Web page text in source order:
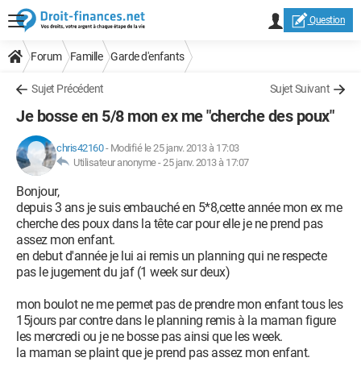
Question
Forum Famille Garde d'enfants
Sujet Précédent Sujet Suivant
Je bosse en 5/8 mon ex me "cherche des poux"
chris42160- Modifié le 25 janv. 2013 à 17:03
Utilisateur anonyme -25 janv. 2013 à 17:07
Bonjour,
depuis 3 ans je suis embauché en 5*8,cette année mon ex me
cherche des poux dans la tête car pour elle je ne prend pas
assez mon enfant.
en debut d'année je lui ai remis un planning qui ne respecte
pas le jugement du jaf (1 week sur deux)
mon boulot ne me permet pas de prendre mon enfant tous les
15jours par contre dans le planning remis à la maman figure
les mercredi ou je ne bosse pas ainsi que les week.
la maman se plaint que je prend pas assez mon enfant.